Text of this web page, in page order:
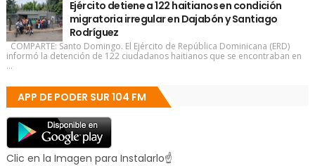
Ejército detiene a 122 haitianos en condición
migratoria irregular en Dajabón y Santiago
Rodríguez
COMPARTE: Santo Domingo. El Ejército de República Dominicana (ERD)
informó la detención de 122 ciudadanos haitianos que se encontraban en
...
APP DE PODER SUR 104 FM
Clic en la Imagen para Instalarlo☝